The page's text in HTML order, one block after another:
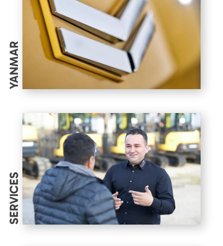
YANMAR
SERVICES